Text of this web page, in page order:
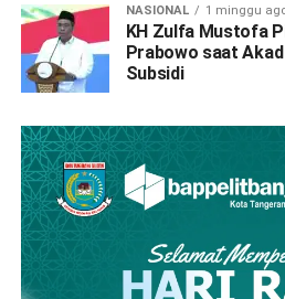
NASIONAL 1 minggu
KH Zulfa Mustofa
Prabowo saat
Subsidi